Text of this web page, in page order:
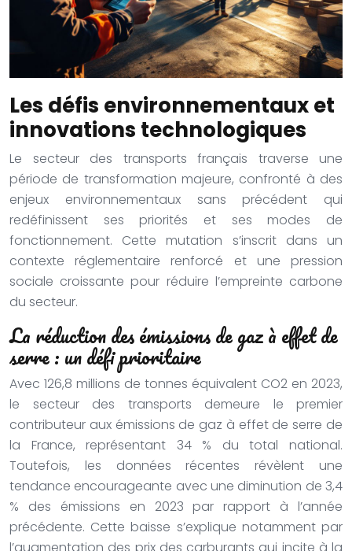
Les défis environnementaux et
innovations technologiques
Le secteur des transports français traverse une
période de transformation majeure, confronté à des
enjeux environnementaux sans précédent qui
redéfinissent ses priorités et ses modes de
fonctionnement. Cette mutation s’inscrit dans un
contexte réglementaire renforcé et une pression
sociale croissante pour réduire l’empreinte carbone
du secteur.
La réduction des émissions de gaz à effet de
serre : un défi prioritaire
Avec 126,8 millions de tonnes équivalent CO2 en 2023,
le secteur des transports demeure le premier
contributeur aux émissions de gaz à effet de serre de
la France, représentant 34 % du total national.
Toutefois, les données récentes révèlent une
tendance encourageante avec une diminution de 3,4
% des émissions en 2023 par rapport à l’année
précédente. Cette baisse s’explique notamment par